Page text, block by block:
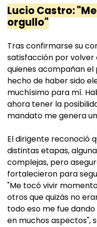
Lucio Castro:
orgullo"
Tras confirmarse su
satisfacción por
quienes acompañan el
hecho de haber sido
muchísimo para mí.
ahora tener la
mandato me genera
El dirigente reconoció
distintas etapas,
complejas, pero
fortalecieron para
"Me tocó vivir
otros que quizás no
todo eso me fue
en muchos aspectos",